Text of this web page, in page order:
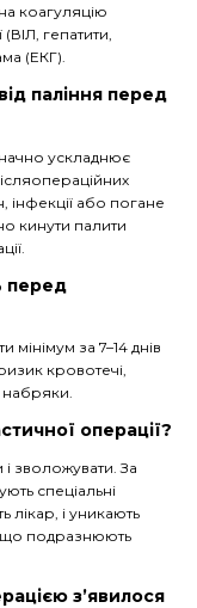
на коагуляцію
гепатити,
(ЕКГ).
паління перед
ускладнює
інфекції або погане
кинути палити
перед
за 7–14 днів
кровотечі,
набряки.
операції?
зволожувати. За
спеціальні
лікар, і уникають
що подразнюють
з’явилося